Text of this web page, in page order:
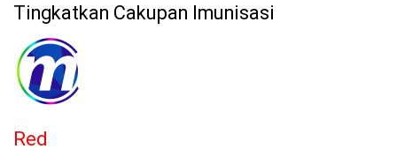
Tingkatkan Cakupan Imunisasi
Red